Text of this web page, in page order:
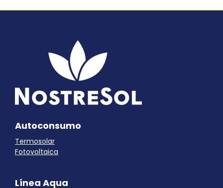
Autoconsumo
Termosolar
Fotovoltaica
Línea Aqua